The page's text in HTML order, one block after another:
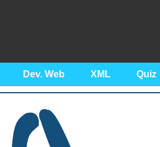
Dev. Web XML Quiz